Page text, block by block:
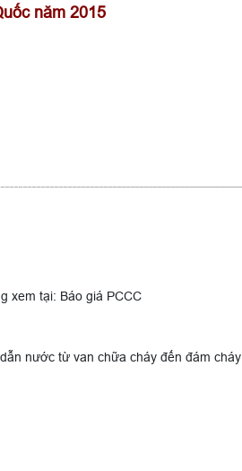
năm 2015
xem tại: Báo giá PCCC
nước từ van chữa cháy đến đám cháy